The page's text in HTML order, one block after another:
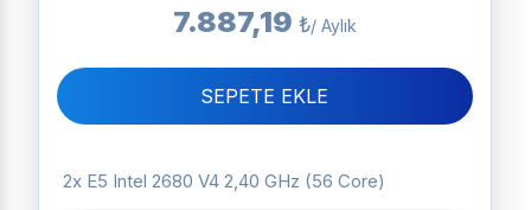
7.887,19 ₺/ Aylık
SEPETE EKLE
2x E5 Intel 2680 V4 2,40 GHz (56 Core)